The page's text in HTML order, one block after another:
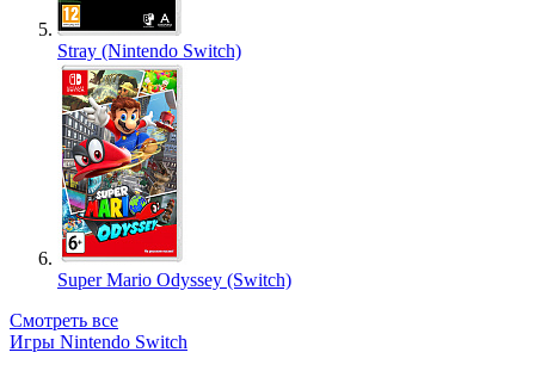
Stray (Nintendo Switch)
Super Mario Odyssey (Switch)
Смотреть все
Игры Nintendo Switch